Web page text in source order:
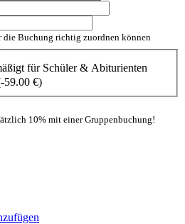
Buchung richtig zuordnen können
für Schüler & Abiturienten
59.00 €)
10% mit einer Gruppenbuchung!